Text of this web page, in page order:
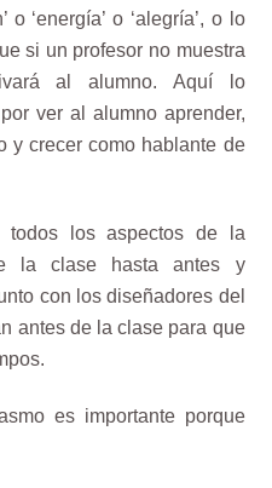
‘energía’ o ‘alegría’, o lo
si un profesor no muestra
al alumno. Aquí lo
ver al alumno aprender,
y crecer como hablante de
todos los aspectos de la
la clase hasta antes y
con los diseñadores del
antes de la clase para que
es importante porque